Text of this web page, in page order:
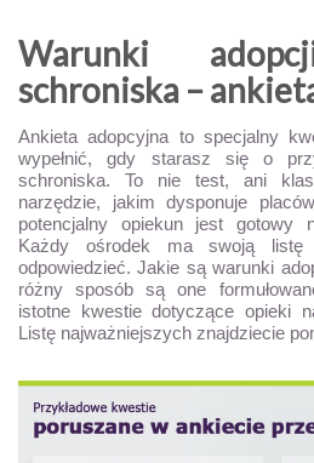
Warunki
schroniska –
Ankieta adopcyjna to specjalny
wypełnić, gdy starasz się o
schroniska. To nie test, ani
narzędzie, jakim dysponuje
potencjalny opiekun jest gotowy
Każdy ośrodek ma swoją
odpowiedzieć. Jakie są warunki
różny sposób są one
istotne kwestie dotyczące opieki
Listę najważniejszych znajdziecie